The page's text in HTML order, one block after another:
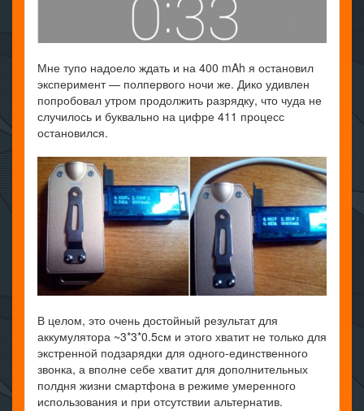
Мне тупо надоело ждать и на 400 mAh я остановил
эксперимент — полпервого ночи же. Дико удивлен
попробовал утром продолжить разрядку, что чуда не
случилось и буквально на цифре 411 процесс
остановился.
В целом, это очень достойный результат для
аккумулятора ~3*3*0.5см и этого хватит не только для
экстренной подзарядки для одного-единственного
звонка, а вполне себе хватит для дополнительных
полдня жизни смартфона в режиме умеренного
использования и при отсутствии альтернатив.